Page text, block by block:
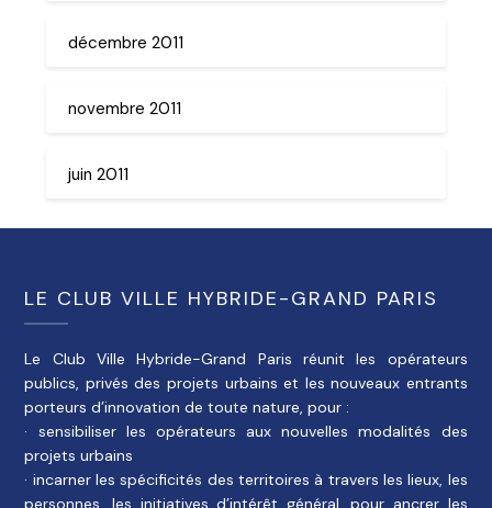
décembre 2011
novembre 2011
juin 2011
LE CLUB VILLE HYBRIDE-GRAND PARIS
Le Club Ville Hybride-Grand Paris réunit les opérateurs
publics, privés des projets urbains et les nouveaux entrants
porteurs d’innovation de toute nature, pour :
· sensibiliser les opérateurs aux nouvelles modalités des
projets urbains
· incarner les spécificités des territoires à travers les lieux, les
personnes, les initiatives d’intérêt général, pour ancrer les